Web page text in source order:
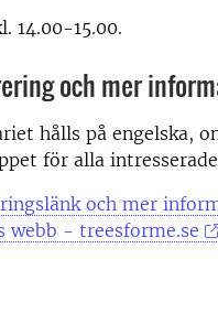
14.00-15.00.
och mer
hålls på engelska,
för alla
och mer
webb - treesforme.se